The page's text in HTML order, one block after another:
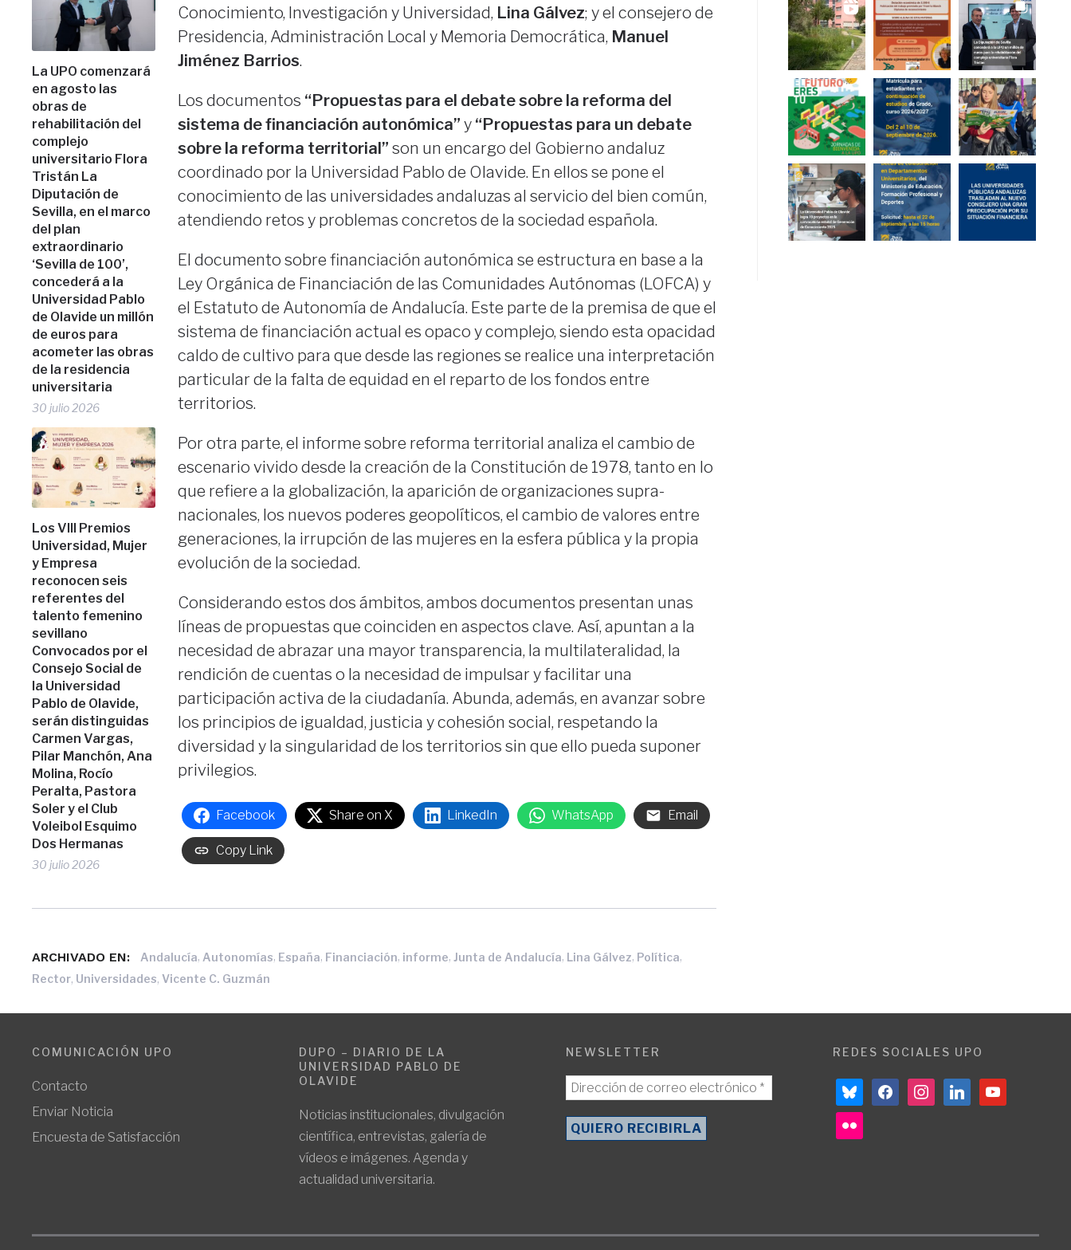
La UPO comenzará
en agosto las
obras de
rehabilitación del
complejo
universitario Flora
Tristán La
Diputación de
Sevilla, en el marco
del plan
extraordinario
‘Sevilla de 100’,
concederá a la
Universidad Pablo
de Olavide un millón
de euros para
acometer las obras
de la residencia
universitaria
30 julio 2026
Los VIII Premios
Universidad, Mujer
y Empresa
reconocen seis
referentes del
talento femenino
sevillano
Convocados por el
Consejo Social de
la Universidad
Pablo de Olavide,
serán distinguidas
Carmen Vargas,
Pilar Manchón, Ana
Molina, Rocío
Peralta, Pastora
Soler y el Club
Voleibol Esquimo
Dos Hermanas
30 julio 2026
Conocimiento, Investigación y Universidad, Lina Gálvez; y el consejero de
Presidencia, Administración Local y Memoria Democrática, Manuel
Jiménez Barrios.
Los documentos “Propuestas para el debate sobre la reforma del
sistema de financiación autonómica” y“Propuestas para un debate
sobre la reforma territorial” son un encargo del Gobierno andaluz
coordinado por la Universidad Pablo de Olavide. En ellos se pone el
conocimiento de las universidades andaluzas al servicio del bien común,
atendiendo retos y problemas concretos de la sociedad española.
El documento sobre financiación autonómica se estructura en base a la
Ley Orgánica de Financiación de las Comunidades Autónomas (LOFCA) y
el Estatuto de Autonomía de Andalucía. Este parte de la premisa de que el
sistema de financiación actual es opaco y complejo, siendo esta opacidad
caldo de cultivo para que desde las regiones se realice una interpretación
particular de la falta de equidad en el reparto de los fondos entre
territorios.
Por otra parte, el informe sobre reforma territorial analiza el cambio de
escenario vivido desde la creación de la Constitución de 1978, tanto en lo
que refiere a la globalización, la aparición de organizaciones supra-
nacionales, los nuevos poderes geopolíticos, el cambio de valores entre
generaciones, la irrupción de las mujeres en la esfera pública y la propia
evolución de la sociedad.
Considerando estos dos ámbitos, ambos documentos presentan unas
líneas de propuestas que coinciden en aspectos clave. Así, apuntan a la
necesidad de abrazar una mayor transparencia, la multilateralidad, la
rendición de cuentas o la necesidad de impulsar y facilitar una
participación activa de la ciudadanía. Abunda, además, en avanzar sobre
los principios de igualdad, justicia y cohesión social, respetando la
diversidad y la singularidad de los territorios sin que ello pueda suponer
privilegios.
Facebook Share on X LinkedIn WhatsApp Email
Copy Link
ARCHIVADO EN: Andalucía, Autonomías, España, Financiación, informe,Junta de Andalucía, Lina Gálvez, Política,
Rector, Universidades,Vicente C. Guzmán
COMUNICACIÓN UPO
Contacto
Enviar Noticia
Encuesta de Satisfacción
DUPO – DIARIO DE LA
UNIVERSIDAD PABLO DE
OLAVIDE
Noticias institucionales, divulgación
científica, entrevistas, galería de
vídeos e imágenes. Agenda y
actualidad universitaria.
NEWSLETTER REDES SOCIALES UPO
blueskyfacebookinstagramlinkedin youtube
flickr